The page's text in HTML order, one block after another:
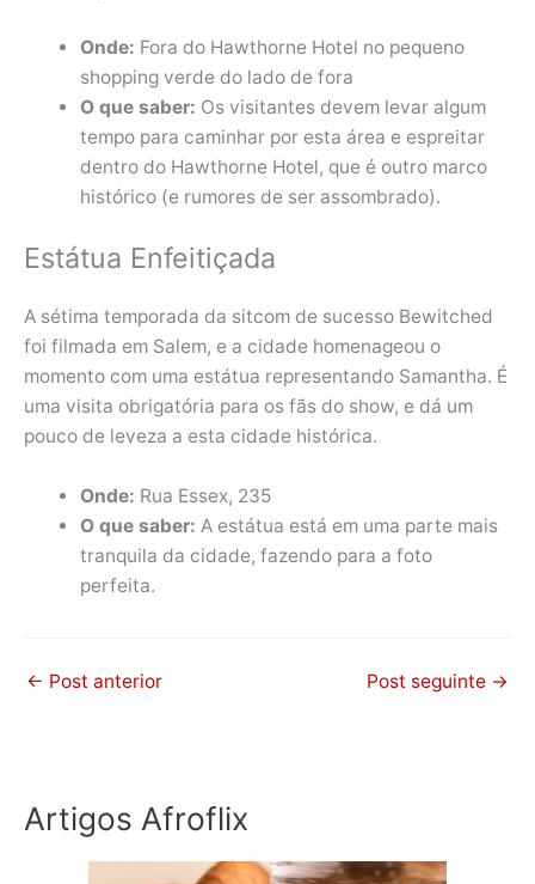
Onde: Fora do Hawthorne Hotel no pequeno
shopping verde do lado de fora
O que saber: Os visitantes devem levar algum
tempo para caminhar por esta área e espreitar
dentro do Hawthorne Hotel, que é outro marco
histórico (e rumores de ser assombrado).
Estátua Enfeitiçada
A sétima temporada da sitcom de sucesso Bewitched
foi filmada em Salem, e a cidade homenageou o
momento com uma estátua representando Samantha. É
uma visita obrigatória para os fãs do show, e dá um
pouco de leveza a esta cidade histórica.
Onde: Rua Essex, 235
O que saber: A estátua está em uma parte mais
tranquila da cidade, fazendo para a foto
perfeita.
← Post anterior Post seguinte →
Artigos Afroflix